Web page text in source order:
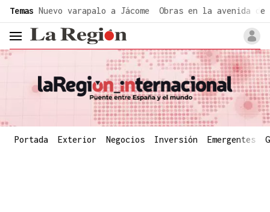
Temas Nuevo varapalo a Jácome Obras en la avenida de
header.menu.open
Portada Exterior Negocios Inversión Emergentes